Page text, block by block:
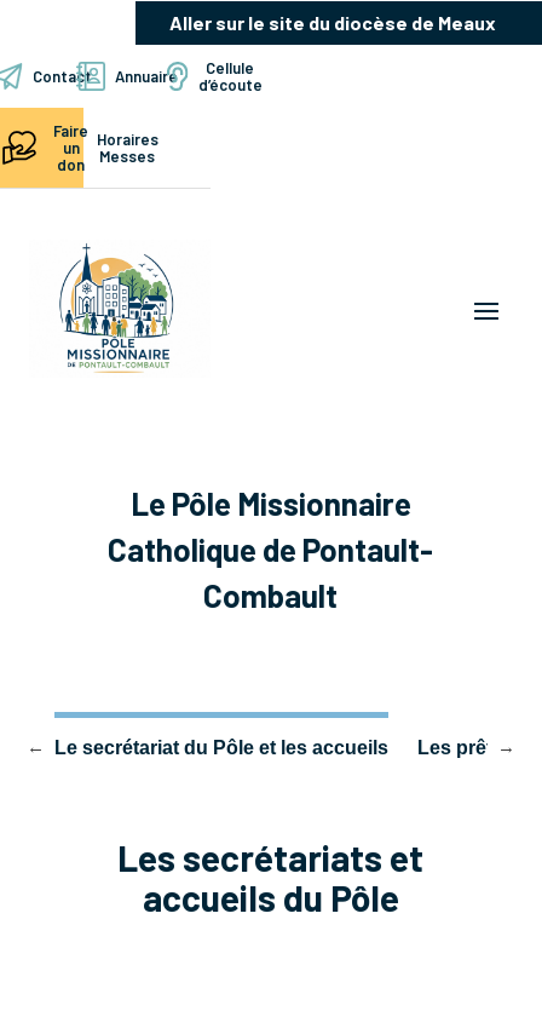
Aller sur le site du diocèse de Meaux
Contact Annuaire
Cellule
d’écoute
Faire
un
don
Horaires
Messes
Le Pôle Missionnaire
Catholique de Pontault-
Combault
Le secrétariat du Pôle et les accueils Les prêtres
Les secrétariats et
accueils du Pôle